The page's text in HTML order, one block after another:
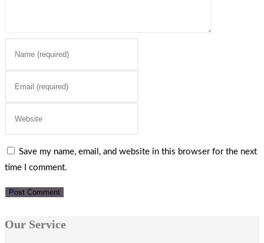
comment
Save my name, email, and website in this browser for the next
time I comment.
Our Service